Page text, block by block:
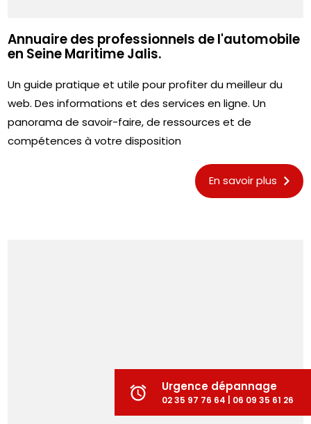
Annuaire des professionnels de l'automobile
en Seine Maritime Jalis.
Un guide pratique et utile pour profiter du meilleur du
web. Des informations et des services en ligne. Un
panorama de savoir-faire, de ressources et de
compétences à votre disposition
En savoir plus
alarm Urgence dépannage
02 35 97 76 64 | 06 09 35 61 26